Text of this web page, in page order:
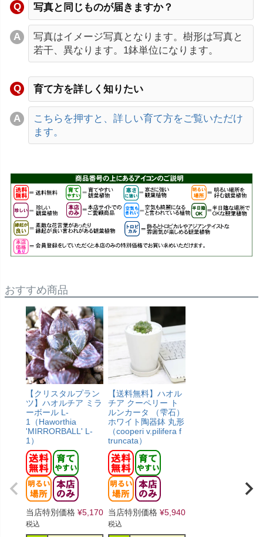
写真と同じものが届きますか？
写真はイメージ写真となります。樹形は写真と
若干、異なります。1鉢単位になります。
育て方を詳しく知りたい
こちらを押すと、詳しい育て方をご覧いただけ
ます。
おすすめ商品
【クリスタルプラン
ツ】ハオルチア ミラ
ーボール L-
1（Haworthia
'MIRRORBALL' L-
1）
当店特別価格 ¥5,170
税込
【送料無料】ハオル
チア クーペリー ト
ルンカータ （雫石）
ホワイト陶器鉢 丸形
（cooperi v.pilifera f
truncata）
当店特別価格 ¥5,940
税込